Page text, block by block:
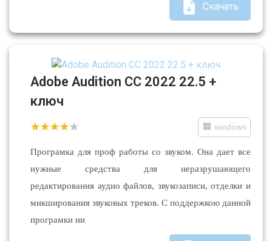
Скачать
Adobe Audition CC 2022 22.5 +
ключ
windows
Програмка для проф работы со звуком. Она дает все
нужные средства для неразрушающего
редактирования аудио файлов, звукозаписи, отделки и
микширования звуковых треков. С поддержкою данной
програмки ни